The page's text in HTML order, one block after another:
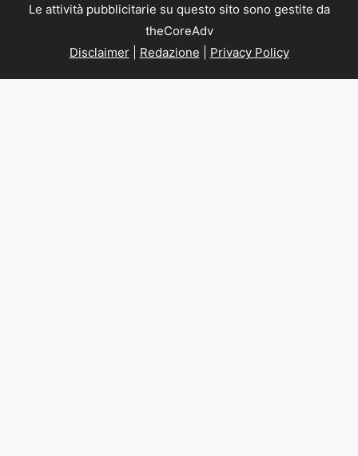
Le attività pubblicitarie su questo sito sono gestite da
theCoreAdv
Disclaimer| Redazione Privacy Policy